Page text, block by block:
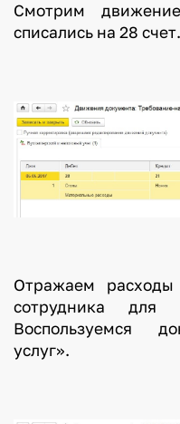
Смотрим
списались на 28 счет.
Отражаем расходы
сотрудника для
Воспользуемся
услуг».